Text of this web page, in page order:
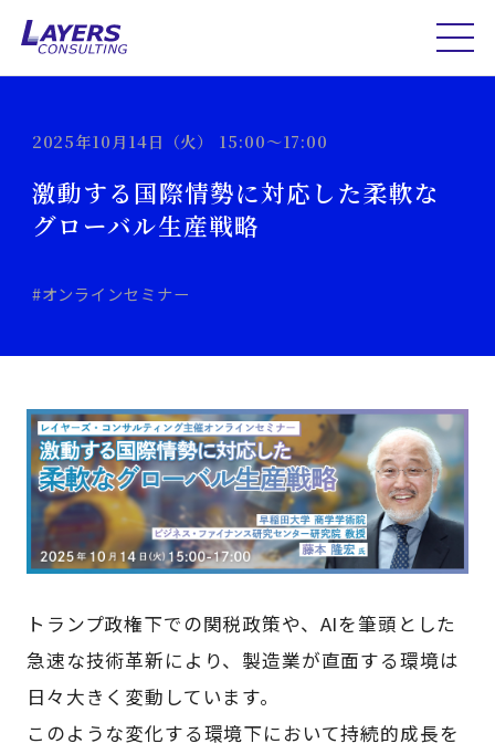
2025年10月14日（火） 15:00～17:00
激動する国際情勢に対応した柔軟な
グローバル生産戦略
#オンラインセミナー
トランプ政権下での関税政策や、AIを筆頭とした
急速な技術革新により、製造業が直面する環境は
日々大きく変動しています。
このような変化する環境下において持続的成長を